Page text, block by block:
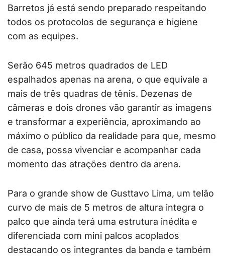
Barretos já está sendo preparado respeitando
todos os protocolos de segurança e higiene
com as equipes.
Serão 645 metros quadrados de LED
espalhados apenas na arena, o que equivale a
mais de três quadras de tênis. Dezenas de
câmeras e dois drones vão garantir as imagens
e transformar a experiência, aproximando ao
máximo o público da realidade para que, mesmo
de casa, possa vivenciar e acompanhar cada
momento das atrações dentro da arena.
Para o grande show de Gusttavo Lima, um telão
curvo de mais de 5 metros de altura integra o
palco que ainda terá uma estrutura inédita e
diferenciada com mini palcos acoplados
destacando os integrantes da banda e também